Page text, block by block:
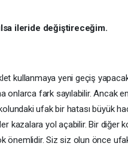
ileride değiştireceğim.
kullanmaya yeni geçiş
fark sayılabilir. Ancak
ufak bir hatası büyük
kazalara yol açabilir. Bir diğer
Siz siz olun önce